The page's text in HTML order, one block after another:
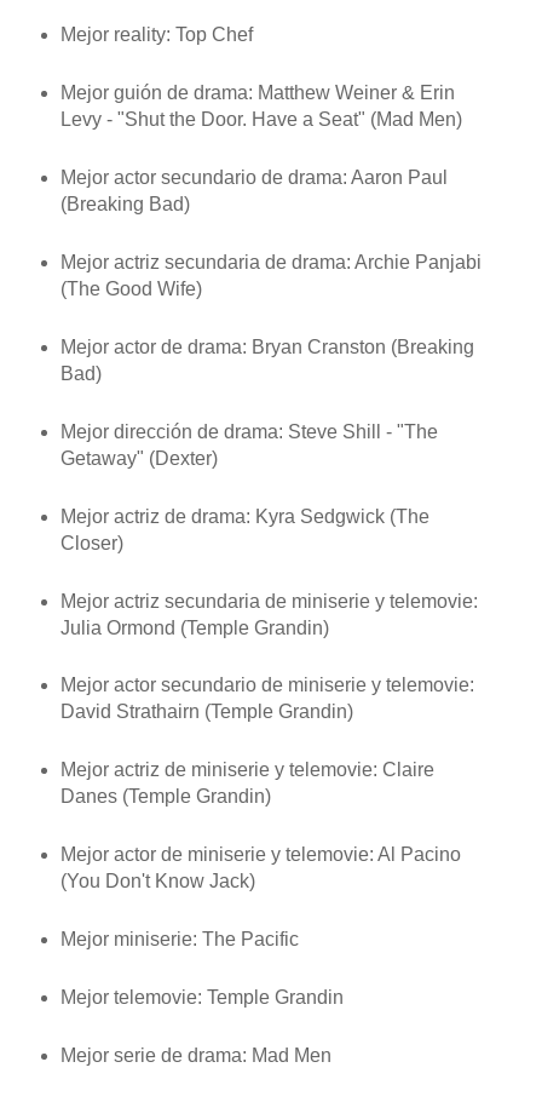
Mejor reality: Top Chef
Mejor guión de drama: Matthew Weiner & Erin
Levy - "Shut the Door. Have a Seat" (Mad Men)
Mejor actor secundario de drama: Aaron Paul
(Breaking Bad)
Mejor actriz secundaria de drama: Archie Panjabi
(The Good Wife)
Mejor actor de drama: Bryan Cranston (Breaking
Bad)
Mejor dirección de drama: Steve Shill - "The
Getaway" (Dexter)
Mejor actriz de drama: Kyra Sedgwick (The
Closer)
Mejor actriz secundaria de miniserie y telemovie:
Julia Ormond (Temple Grandin)
Mejor actor secundario de miniserie y telemovie:
David Strathairn (Temple Grandin)
Mejor actriz de miniserie y telemovie: Claire
Danes (Temple Grandin)
Mejor actor de miniserie y telemovie: Al Pacino
(You Don't Know Jack)
Mejor miniserie: The Pacific
Mejor telemovie: Temple Grandin
Mejor serie de drama: Mad Men